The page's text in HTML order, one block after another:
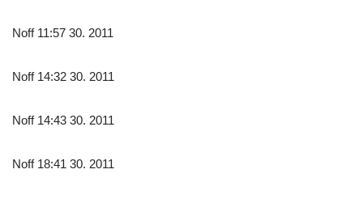
Noff 11:57 30. 2011
Noff 14:32 30. 2011
Noff 14:43 30. 2011
Noff 18:41 30. 2011